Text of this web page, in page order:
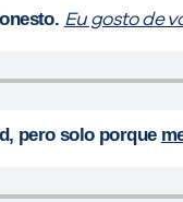
Eu gosto de
pero solo porque